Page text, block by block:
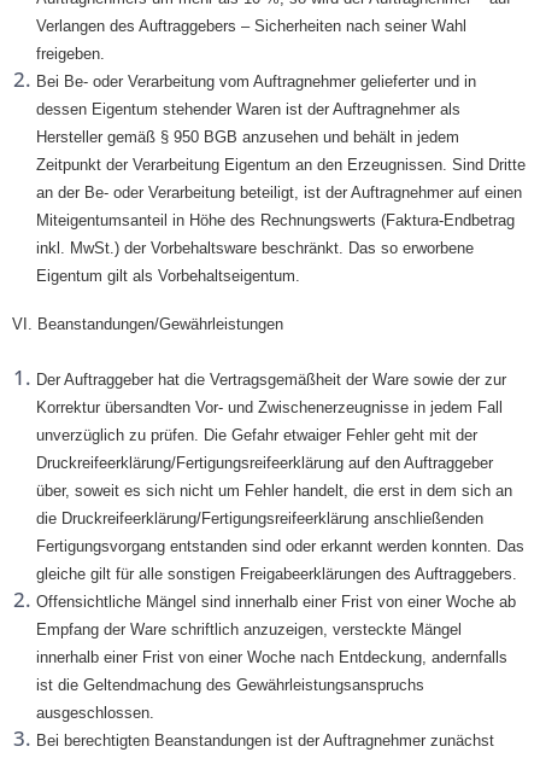
Verlangen des Auftraggebers – Sicherheiten nach seiner Wahl
freigeben.
Bei Be- oder Verarbeitung vom Auftragnehmer gelieferter und in
dessen Eigentum stehender Waren ist der Auftragnehmer als
Hersteller gemäß § 950 BGB anzusehen und behält in jedem
Zeitpunkt der Verarbeitung Eigentum an den Erzeugnissen. Sind Dritte
an der Be- oder Verarbeitung beteiligt, ist der Auftragnehmer auf einen
Miteigentumsanteil in Höhe des Rechnungswerts (Faktura-Endbetrag
inkl. MwSt.) der Vorbehaltsware beschränkt. Das so erworbene
Eigentum gilt als Vorbehaltseigentum.
VI. Beanstandungen/Gewährleistungen
Der Auftraggeber hat die Vertragsgemäßheit der Ware sowie der zur
Korrektur übersandten Vor- und Zwischenerzeugnisse in jedem Fall
unverzüglich zu prüfen. Die Gefahr etwaiger Fehler geht mit der
Druckreifeerklärung/Fertigungsreifeerklärung auf den Auftraggeber
über, soweit es sich nicht um Fehler handelt, die erst in dem sich an
die Druckreifeerklärung/Fertigungsreifeerklärung anschließenden
Fertigungsvorgang entstanden sind oder erkannt werden konnten. Das
gleiche gilt für alle sonstigen Freigabeerklärungen des Auftraggebers.
Offensichtliche Mängel sind innerhalb einer Frist von einer Woche ab
Empfang der Ware schriftlich anzuzeigen, versteckte Mängel
innerhalb einer Frist von einer Woche nach Entdeckung, andernfalls
ist die Geltendmachung des Gewährleistungsanspruchs
ausgeschlossen.
Bei berechtigten Beanstandungen ist der Auftragnehmer zunächst